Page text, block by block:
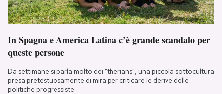
In Spagna e America Latina c’è grande scandalo per
queste persone
Da settimane si parla molto dei "therians", una piccola sottocultura
presa pretestuosamente di mira per criticare le derive delle
politiche progressiste